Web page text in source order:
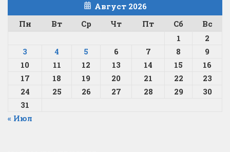
Август 2026
Пн
Вт Ср Чт Пт Сб
Вс
1
2
3
4 5 6 7 8
9
10
11 12 13 14 15
16
17
18 19 20 21 22
23
24
25 26 27 28 29
30
31
« Июл